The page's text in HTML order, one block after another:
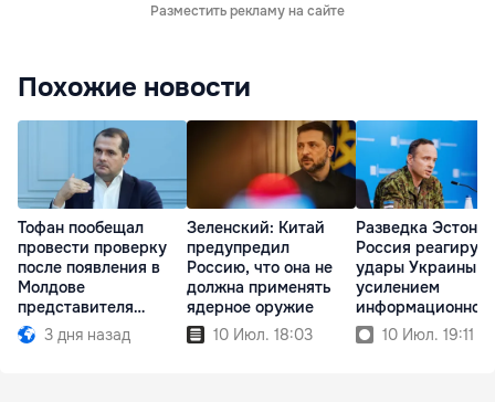
Разместить рекламу на сайте
Похожие новости
Тофан пообещал
провести проверку
после появления в
Молдове
представителя
Южной Осетии
3 дня назад
Зеленский: Китай
предупредил
Россию, что она не
должна применять
ядерное оружие
10 Июл. 18:03
Разведка
Россия
удары Украины
усилением
информационной
войны10 Июл. 19:11